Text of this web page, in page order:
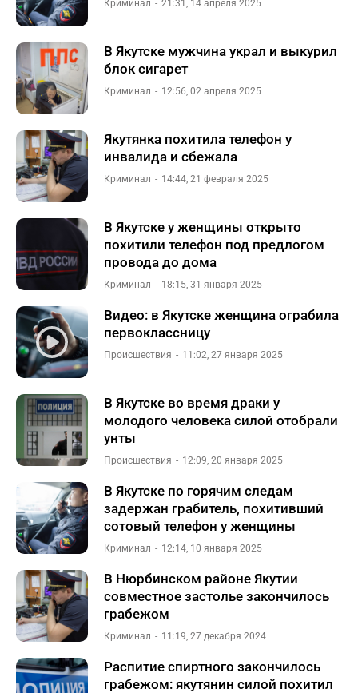
Криминал 21:31, 14 апреля 2025
В Якутске мужчина украл и выкурил
блок сигарет
Криминал 12:56, 02 апреля 2025
Якутянка похитила телефон у
инвалида и сбежала
Криминал 14:44, 21 февраля 2025
В Якутске у женщины открыто
похитили телефон под предлогом
провода до дома
Криминал 18:15, 31 января 2025
Видео: в Якутске женщина ограбила
первоклассницу
Происшествия 11:02, 27 января 2025
В Якутске во время драки у
молодого человека силой отобрали
унты
Происшествия 12:09, 20 января 2025
В Якутске по горячим следам
задержан грабитель, похитивший
сотовый телефон у женщины
Криминал 12:14, 10 января 2025
В Нюрбинском районе Якутии
совместное застолье закончилось
грабежом
Криминал 11:19, 27 декабря 2024
Распитие спиртного закончилось
грабежом: якутянин силой похитил